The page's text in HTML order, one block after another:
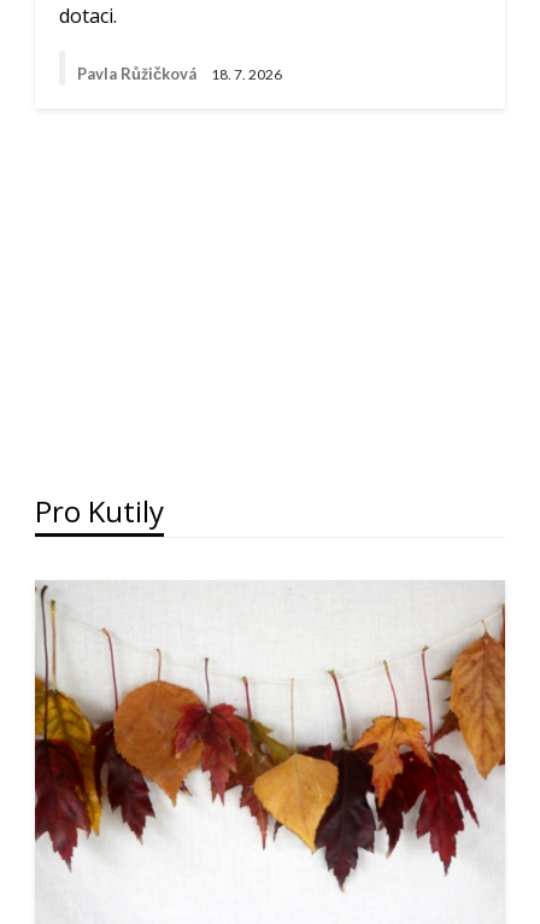
dotaci.
Pavla Růžičková 18. 7. 2026
Pro Kutily